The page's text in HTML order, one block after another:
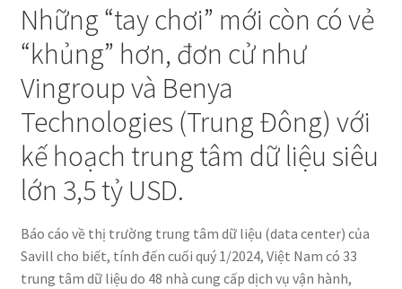
Những “tay chơi” mới còn có vẻ
“khủng” hơn, đơn cử như
Vingroup và Benya
Technologies (Trung Đông) với
kế hoạch trung tâm dữ liệu siêu
lớn 3,5 tỷ USD.
Báo cáo về thị trường trung tâm dữ liệu (data center) của
Savill cho biết, tính đến cuối quý 1/2024, Việt Nam có 33
trung tâm dữ liệu do 48 nhà cung cấp dịch vụ vận hành,